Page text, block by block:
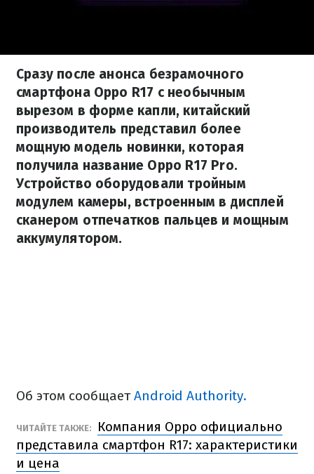
Сразу после анонса безрамочного
смартфона Oppo R17 с необычным
вырезом в форме капли, китайский
производитель представил более
мощную модель новинки, которая
получила название Oppo R17 Pro.
Устройство оборудовали тройным
модулем камеры, встроенным в дисплей
сканером отпечатков пальцев и мощным
аккумулятором.
Об этом сообщаетAndroid Authority.
ЧИТАЙТЕ ТАКЖЕ:
Компания Oppo официально
представила смартфон R17: характеристики
и цена